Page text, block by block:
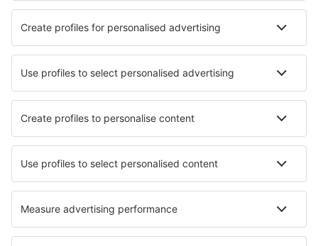
Unterkunft in Azarrulla Unterkunft in Ban-de-Sapt
Unterkunft in Bad Neustadt an der Saale
Unterkunft in Dusternbrook Unterkunft in Akyarlar
Unterkunft in Bad Rippoldsau-Schapbach